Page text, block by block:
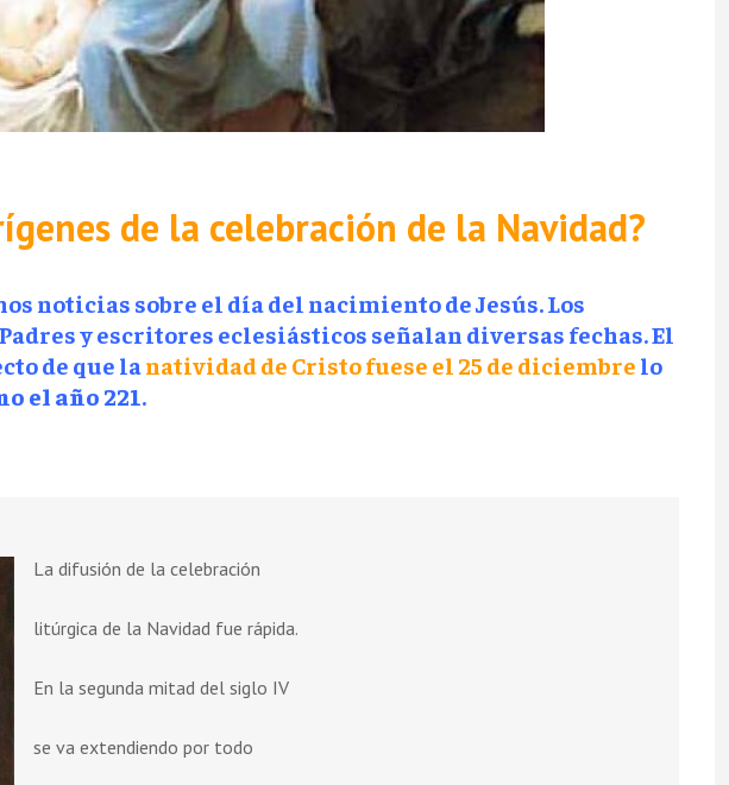
de la celebración de la Navidad?
noticias sobre el día del nacimiento de Jesús. Los
y escritores eclesiásticos señalan diversas fechas. El
de que la natividad de Cristo fuese el 25 de diciembre lo
el año 221.
La difusión de la celebración
litúrgica de la Navidad fue rápida.
En la segunda mitad del siglo IV
se va extendiendo por todo